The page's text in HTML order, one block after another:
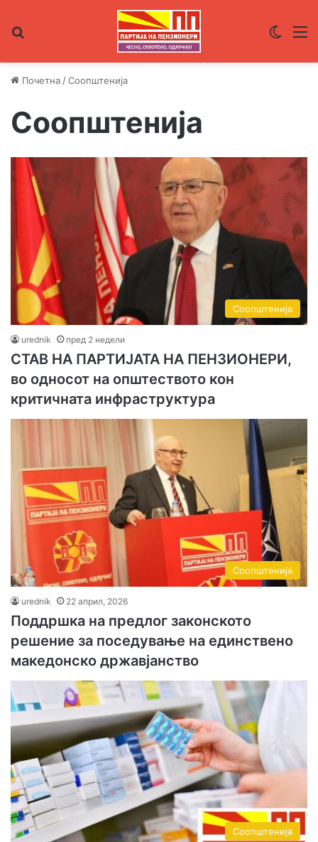
Почетна /Соопштенија
Соопштенија
Соопштенија
urednik пред 2 недели
СТАВ НА ПАРТИЈАТА НА ПЕНЗИОНЕРИ,
во односот на општеството кон
критичната инфраструктура
Соопштенија
urednik 22 април, 2026
Поддршка на предлог законското
решение за поседување на единствено
македонско државјанство
Соопштенија